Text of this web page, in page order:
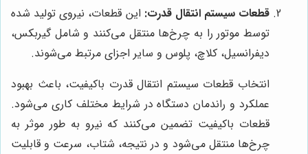
قطعات سیستم انتقال قدرت: این قطعات، نیروی تولید شده
توسط موتور را به چرخ‌ها منتقل می‌کنند و شامل گیربکس،
دیفرانسیل، کلاچ، پلوس و سایر اجزای مرتبط می‌شوند.
انتخاب قطعات سیستم انتقال قدرت باکیفیت، باعث بهبود
عملکرد و راندمان دستگاه در شرایط مختلف کاری می‌شود.
قطعات باکیفیت تضمین می‌کنند که نیرو به طور موثر به
چرخ‌ها منتقل می‌شود و در نتیجه، شتاب، سرعت و قابلیت